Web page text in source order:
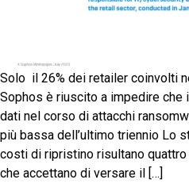
Solo il 26% dei retailer coinvolti
Sophos è riuscito a impedire
dati nel corso di attacchi
più bassa dell’ultimo triennio Lo
costi di ripristino risultano
che accettano di versare il […]